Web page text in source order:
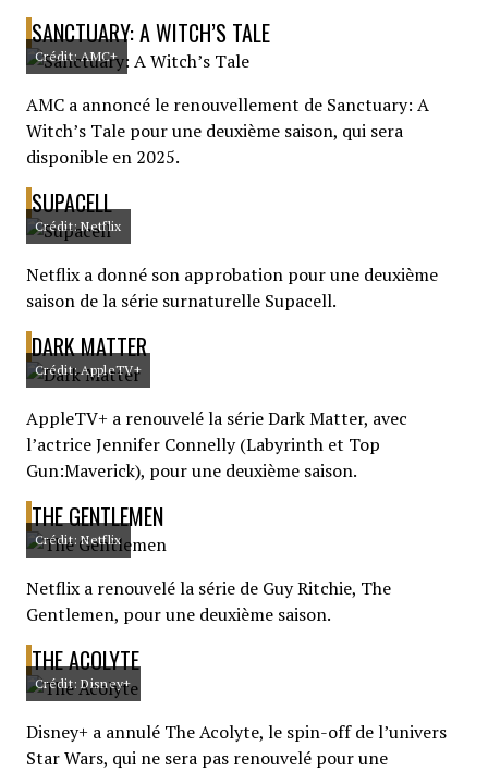
SANCTUARY: A WITCH’S TALE
Crédit: AMC+
AMC a annoncé le renouvellement de Sanctuary: A
Witch’s Tale pour une deuxième saison, qui sera
disponible en 2025.
SUPACELL
Crédit: Netflix
Netflix a donné son approbation pour une deuxième
saison de la série surnaturelle Supacell.
DARK MATTER
Crédit: AppleTV+
AppleTV+ a renouvelé la série Dark Matter, avec
l’actrice Jennifer Connelly (Labyrinth et Top
Gun:Maverick), pour une deuxième saison.
THE GENTLEMEN
Crédit: Netflix
Netflix a renouvelé la série de Guy Ritchie, The
Gentlemen, pour une deuxième saison.
THE ACOLYTE
Crédit: Disney+
Disney+ a annulé The Acolyte, le spin-off de l’univers
Star Wars, qui ne sera pas renouvelé pour une